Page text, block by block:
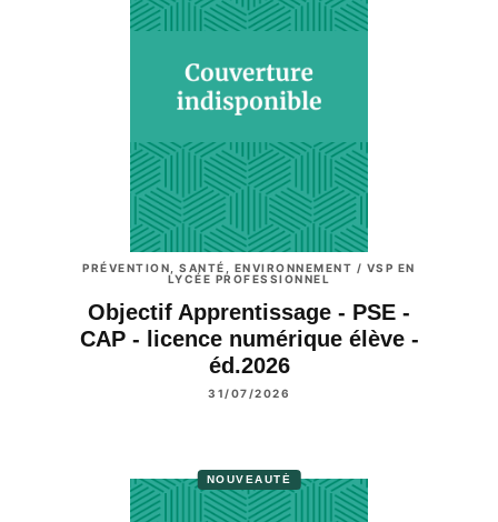
PRÉVENTION, SANTÉ, ENVIRONNEMENT / VSP EN
LYCÉE PROFESSIONNEL
Objectif Apprentissage - PSE -
CAP - licence numérique élève -
éd.2026
31/07/2026
NOUVEAUTÉ